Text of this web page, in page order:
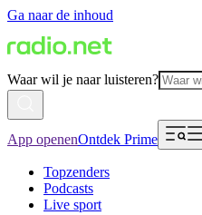
Ga naar de inhoud
Waar wil je naar luisteren?
App openenOntdek Prime
Topzenders
Podcasts
Live sport